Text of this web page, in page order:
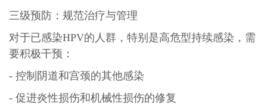
三级预防：规范治疗与管理
对于已感染HPV的人群，特别是高危型持续感染，需
要积极干预：
- 控制阴道和宫颈的其他感染
- 促进炎性损伤和机械性损伤的修复